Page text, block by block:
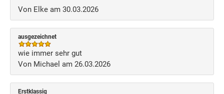
Von Elke am 30.03.2026
ausgezeichnet
wie immer sehr gut
Von Michael am 26.03.2026
Erstklassig